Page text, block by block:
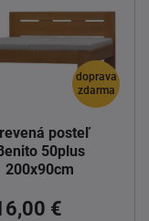
doprava
zdarma
posteľ
50plus
200x90cm
€